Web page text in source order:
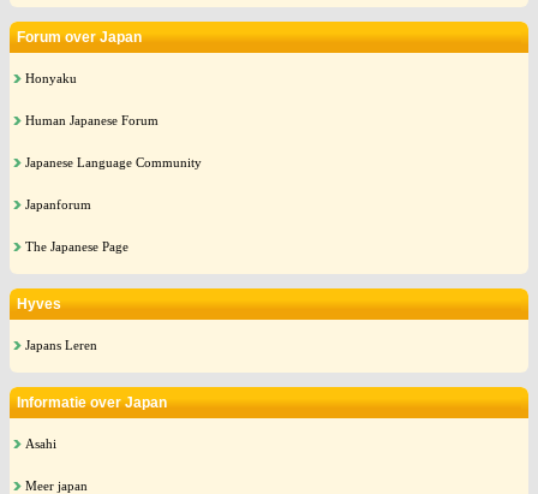
Forum over Japan
Honyaku
Human Japanese Forum
Japanese Language Community
Japanforum
The Japanese Page
Hyves
Japans Leren
Informatie over Japan
Asahi
Meer japan